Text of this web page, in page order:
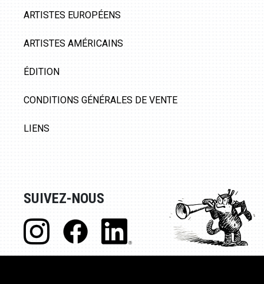
ARTISTES EUROPÉENS
ARTISTES AMÉRICAINS
ÉDITION
CONDITIONS GÉNÉRALES DE VENTE
LIENS
SUIVEZ-NOUS